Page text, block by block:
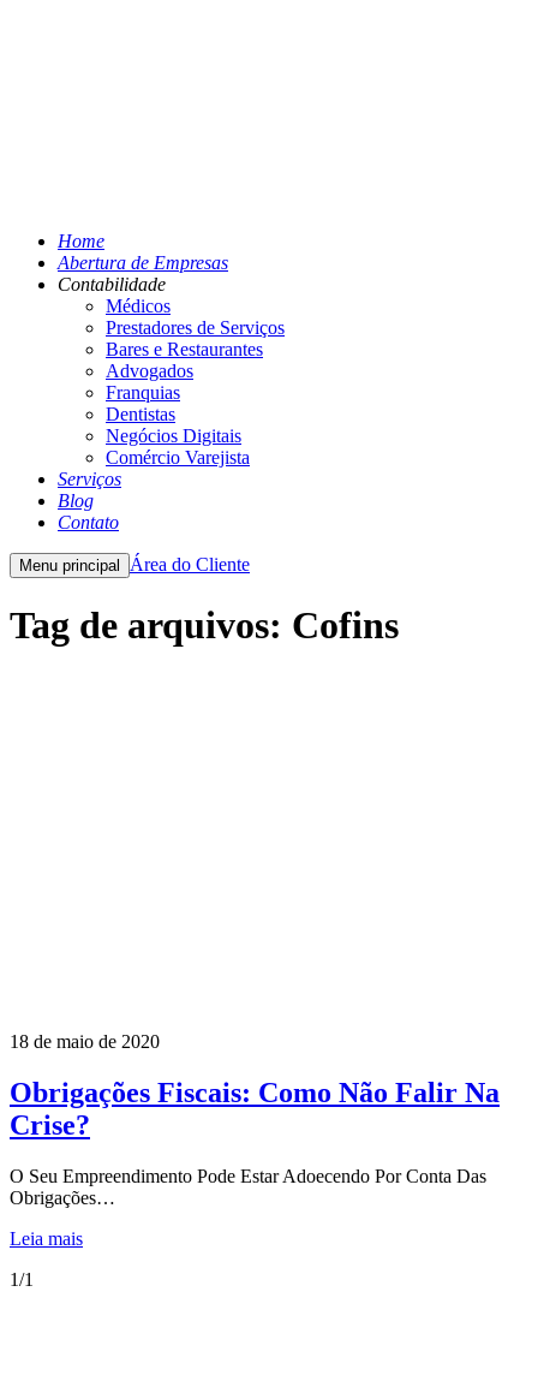
Home
Abertura de Empresas
Contabilidade
Médicos
Prestadores de Serviços
Bares e Restaurantes
Advogados
Franquias
Dentistas
Negócios Digitais
Comércio Varejista
Serviços
Blog
Contato
Menu principal Área do Cliente
Tag de arquivos: Cofins
18 de maio de 2020
Obrigações Fiscais: Como Não Falir Na
Crise?
O Seu Empreendimento Pode Estar Adoecendo Por Conta Das
Obrigações…
Leia mais
1/1